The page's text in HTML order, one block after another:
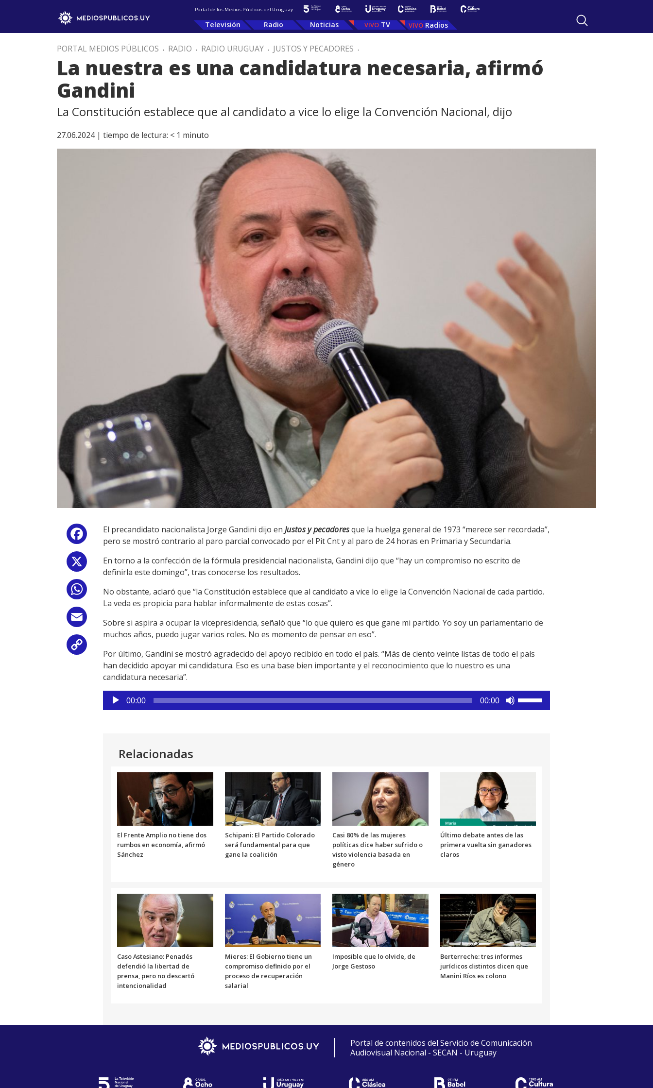
Portal de los Medios Públicos del Uruguay
Televisión Radio Noticias TV Radios
PORTAL MEDIOS PÚBLICOS . RADIO . RADIO URUGUAY . JUSTOS Y PECADORES .
La nuestra es una candidatura necesaria, afirmó
Gandini
La Constitución establece que al candidato a vice lo elige la Convención Nacional, dijo
27.06.2024 | tiempo de lectura: < 1 minuto
Facebook
WhatsApp
Email
Link
El precandidato nacionalista Jorge Gandini dijo en Justos y pecadoresque la huelga general de 1973 “merece ser recordada”,
pero se mostró contrario al paro parcial convocado por el Pit Cnt y al paro de 24 horas en Primaria y Secundaria.
En torno a la confección de la fórmula presidencial nacionalista, Gandini dijo que “hay un compromiso no escrito de
definirla este domingo”, tras conocerse los resultados.
No obstante, aclaró que “la Constitución establece que al candidato a vice lo elige la Convención Nacional de cada partido.
La veda es propicia para hablar informalmente de estas cosas”.
Sobre si aspira a ocupar la vicepresidencia, señaló que “lo que quiero es que gane mi partido. Yo soy un parlamentario de
muchos años, puedo jugar varios roles. No es momento de pensar en eso”.
Por último, Gandini se mostró agradecido del apoyo recibido en todo el país. “Más de ciento veinte listas de todo el país
han decidido apoyar mi candidatura. Eso es una base bien importante y el reconocimiento que lo nuestro es una
candidatura necesaria”.
Reproductor
de
00:00 00:00
volumen.
Relacionadas
El Frente Amplio no tiene dos
rumbos en economía, afirmó
Sánchez
Schipani: El Partido Colorado
será fundamental para que
gane la coalición
Casi 80% de las mujeres
políticas dice haber sufrido o
visto violencia basada en
género
Último debate antes de las
primera vuelta sin ganadores
claros
Caso Astesiano: Penadés
defendió la libertad de
prensa, pero no descartó
intencionalidad
Mieres: El Gobierno tiene un
compromiso definido por el
proceso de recuperación
salarial
Imposible que lo olvide, de
Jorge Gestoso
Berterreche: tres informes
jurídicos distintos dicen que
Manini Ríos es colono
Portal de contenidos del Servicio de Comunicación
Audiovisual Nacional - SECAN - Uruguay